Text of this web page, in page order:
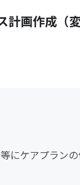
計画作成（
にケアプラン